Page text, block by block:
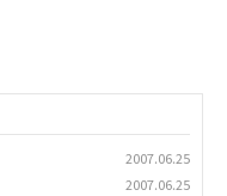
2007.06.25
2007.06.25